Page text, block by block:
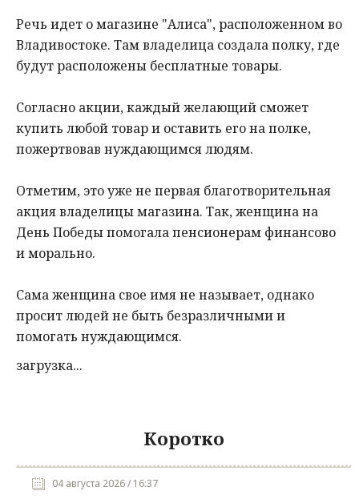
Речь идет о магазине "Алиса", расположенном во
Владивостоке. Там владелица создала полку, где
будут расположены бесплатные товары.
Согласно акции, каждый желающий сможет
купить любой товар и оставить его на полке,
пожертвовав нуждающимся людям.
Отметим, это уже не первая благотворительная
акция владелицы магазина. Так, женщина на
День Победы помогала пенсионерам финансово
и морально.
Сама женщина свое имя не называет, однако
просит людей не быть безразличными и
помогать нуждающимся.
загрузка...
Коротко
04 августа 2026 / 16:37